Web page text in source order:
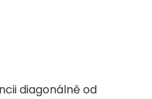
diagonálně od